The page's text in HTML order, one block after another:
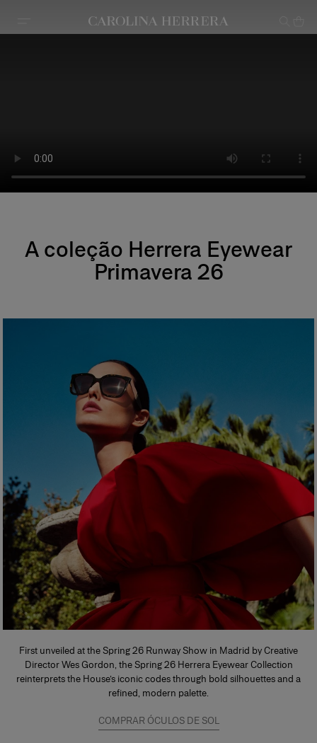
Declaração de acessibilidade
A coleção Herrera Eyewear
Primavera 26
First unveiled at the Spring 26 Runway Show in Madrid by Creative
Director Wes Gordon, the Spring 26 Herrera Eyewear Collection
reinterprets the House’s iconic codes through bold silhouettes and a
refined, modern palette.
COMPRAR ÓCULOS DE SOL